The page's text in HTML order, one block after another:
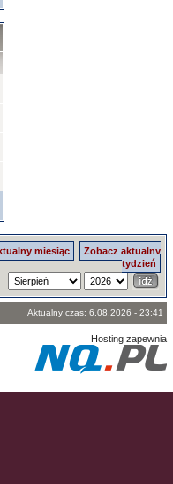
miesiąc
Zobacz aktualny
tydzień
Aktualny czas: 6.08.2026 - 23:41
Hosting zapewnia